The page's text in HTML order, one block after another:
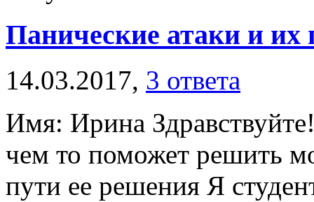
Панические атаки и их
14.03.2017, 3 ответа
Имя: Ирина
чем то поможет решить
пути ее решения Я